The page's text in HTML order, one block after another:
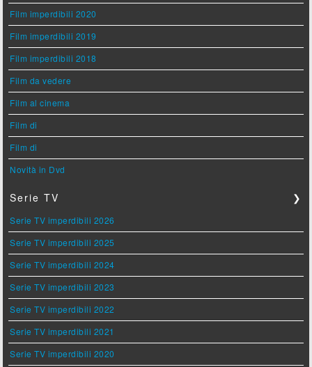
Film imperdibili 2020
Film imperdibili 2019
Film imperdibili 2018
Film da vedere
Film al cinema
Film di
Film di
Novità in Dvd
Serie TV ❯
Serie TV imperdibili 2026
Serie TV imperdibili 2025
Serie TV imperdibili 2024
Serie TV imperdibili 2023
Serie TV imperdibili 2022
Serie TV imperdibili 2021
Serie TV imperdibili 2020